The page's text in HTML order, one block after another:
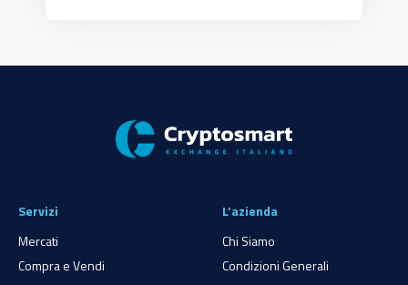
Servizi
Mercati
Compra e Vendi
L’azienda
Chi Siamo
Condizioni Generali